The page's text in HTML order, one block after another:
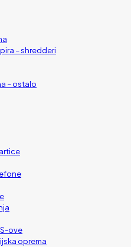
– shredderi
– ostalo
ove
oprema